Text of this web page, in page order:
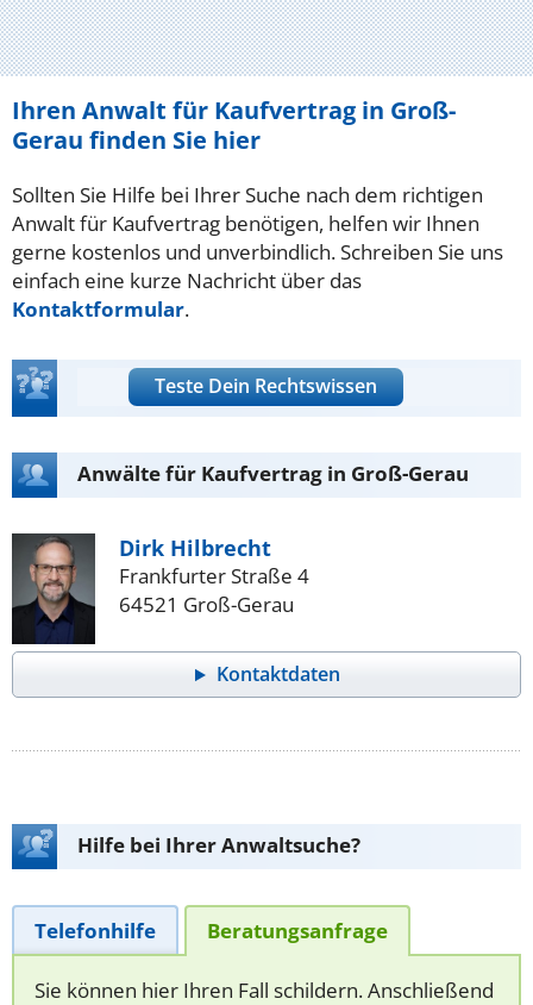
Ihren Anwalt für Kaufvertrag in Groß-
Gerau finden Sie hier
Sollten Sie Hilfe bei Ihrer Suche nach dem richtigen
Anwalt für Kaufvertrag benötigen, helfen wir Ihnen
gerne kostenlos und unverbindlich. Schreiben Sie uns
einfach eine kurze Nachricht über das
Kontaktformular.
Teste Dein Rechtswissen
Anwälte für Kaufvertrag in Groß-Gerau
Dirk Hilbrecht
Frankfurter Straße 4
64521 Groß-Gerau
Kontaktdaten
Hilfe bei Ihrer Anwaltsuche?
Telefonhilfe Beratungsanfrage
Sie können hier Ihren Fall schildern. Anschließend